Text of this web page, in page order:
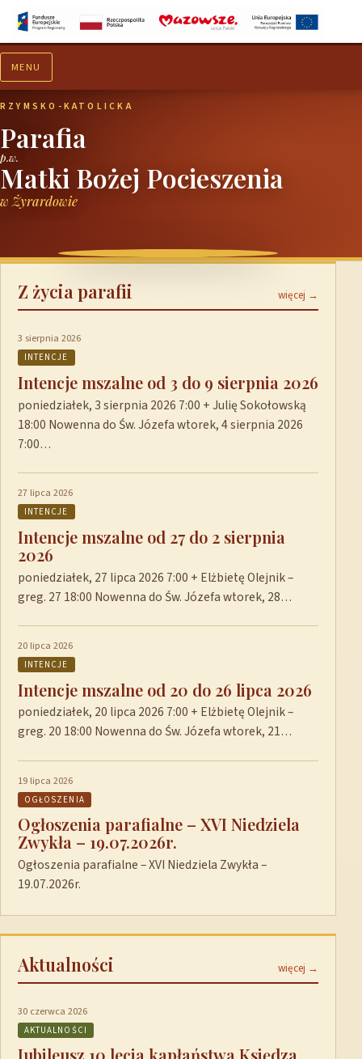
MENU
RZYMSKO-KATOLICKA
Parafia
p.w.
Matki Bożej Pocieszenia
w Żyrardowie
Z życia parafii więcej →
3 sierpnia 2026
INTENCJE
Intencje mszalne od 3 do 9 sierpnia 2026
poniedziałek, 3 sierpnia 2026 7:00 + Julię Sokołowską
18:00 Nowenna do Św. Józefa wtorek, 4 sierpnia 2026
7:00…
27 lipca 2026
INTENCJE
Intencje mszalne od 27 do 2 sierpnia
2026
poniedziałek, 27 lipca 2026 7:00 + Elżbietę Olejnik –
greg. 27 18:00 Nowenna do Św. Józefa wtorek, 28…
20 lipca 2026
INTENCJE
Intencje mszalne od 20 do 26 lipca 2026
poniedziałek, 20 lipca 2026 7:00 + Elżbietę Olejnik –
greg. 20 18:00 Nowenna do Św. Józefa wtorek, 21…
19 lipca 2026
OGŁOSZENIA
Ogłoszenia parafialne – XVI Niedziela
Zwykła – 19.07.2026r.
Ogłoszenia parafialne – XVI Niedziela Zwykła –
19.07.2026r.
Aktualności więcej →
30 czerwca 2026
AKTUALNOŚCI